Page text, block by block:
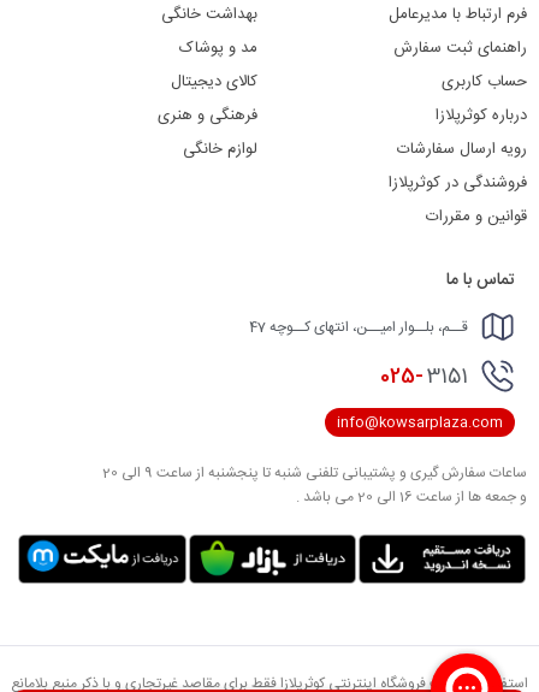
فرم ارتباط با مدیرعامل
راهنمای ثبت سفارش
حساب کاربری
درباره کوثرپلازا
رویه ارسال سفارشات
فروشندگی در کوثرپلازا
قوانین و مقررات
بهداشت خانگی
مد و پوشاک
کالای دیجیتال
فرهنگی و هنری
لوازم خانگی
تماس با ما
قــم، بلــوار امیــن، انتهای کــوچه 47
025-3151
info@kowsarplaza.com
ساعات سفارش گیری و پشتیبانی تلفنی شنبه تا پنجشنبه از ساعت 9 الی 20
و جمعه ها از ساعت 16 الی 20 می باشد .
استفاده از مطالب فروشگاه اینترنتی کوثرپلازا فقط برای مقاصد غیرتجاری و با ذکر منبع بلامانع